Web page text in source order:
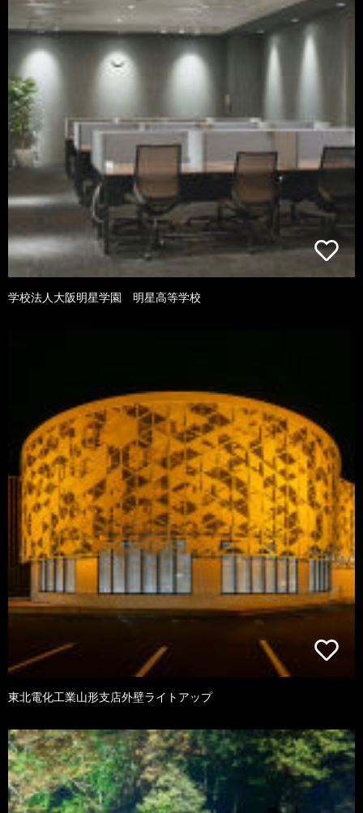
学校法人大阪明星学園 明星高等学校
東北電化工業山形支店外壁ライトアップ